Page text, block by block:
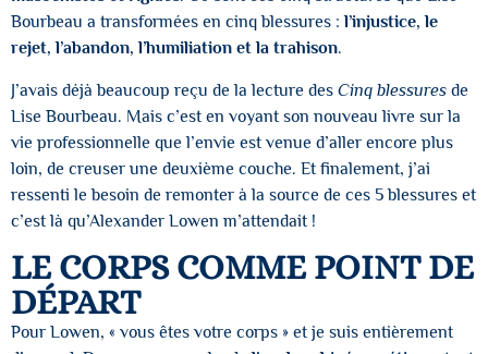
Bourbeau a transformées en cinq blessures :l’injustice, le
rejet, l’abandon, l’humiliation et la trahison.
J’avais déjà beaucoup reçu de la lecture des Cinq blessures de
Lise Bourbeau. Mais c’est en voyant son nouveau livre sur la
vie professionnelle que l’envie est venue d’aller encore plus
loin, de creuser une deuxième couche. Et finalement, j’ai
ressenti le besoin de remonter à la source de ces 5 blessures et
c’est là qu’Alexander Lowen m’attendait !
LE CORPS COMME POINT DE
DÉPART
Pour Lowen, « vous êtes votre corps » et je suis entièrement